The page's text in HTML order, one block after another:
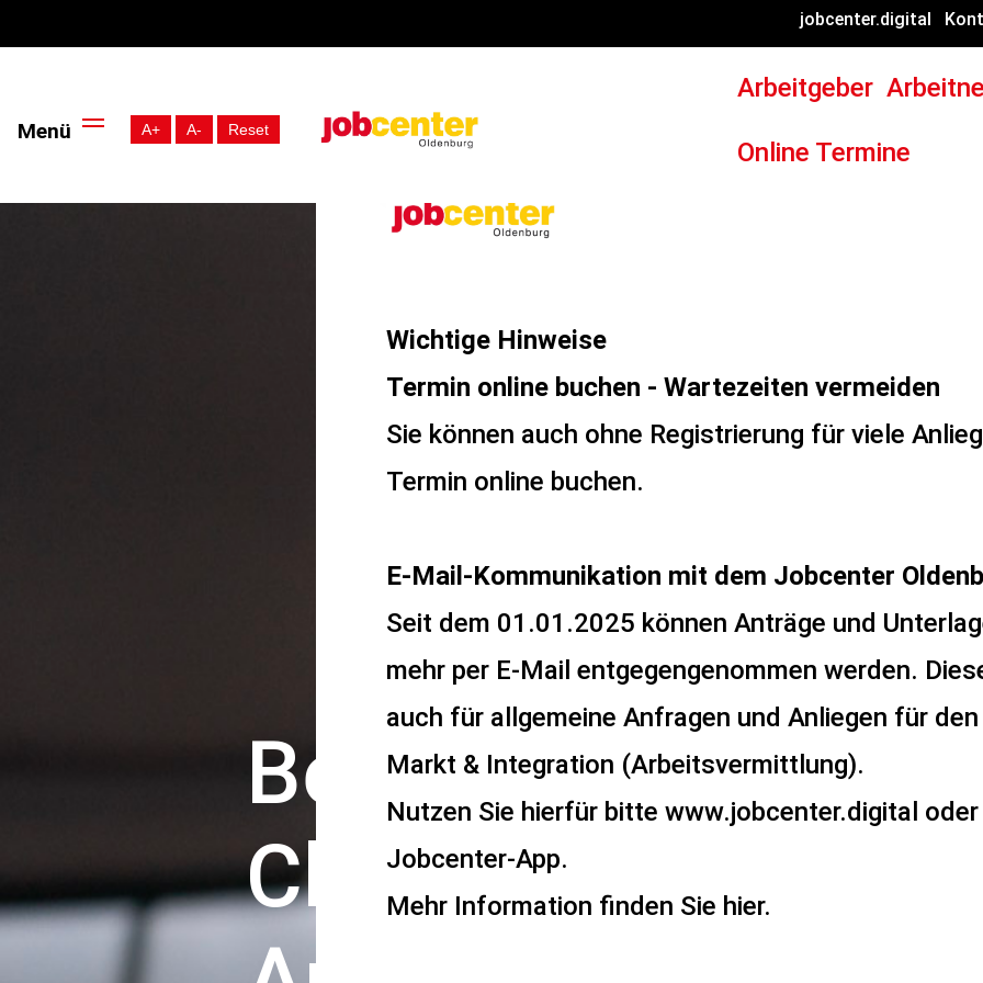
jobcenter.digital
Menü A+ A- Reset
Arbeitgeber
Online Termine
Beauftragte für
Wichtige Hinweise
Termin online buchen - Wartezeiten vermeiden
Sie können auch ohne Registrierung für viele
Termin online buchen.
E-Mail-Kommunikation mit dem Jobcenter
Seit dem 01.01.2025 können Anträge und
mehr per E-Mail entgegengenommen werden.
auch für allgemeine Anfragen und Anliegen für
Markt & Integration (Arbeitsvermittlung).
Nutzen Sie hierfür bitte www.jobcenter.digital
Jobcenter-App.
Mehr Information finden Sie hier.